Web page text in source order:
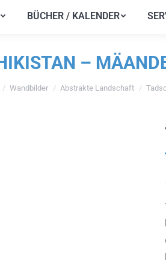
BÜCHER / KALENDER
–
sich hier:
Wandbilder Abstrakte Landschaft
BÜCHER / KALENDER